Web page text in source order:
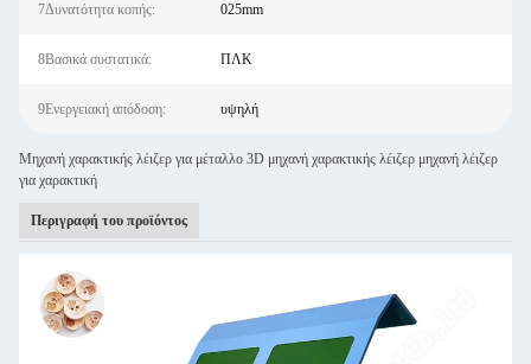
7Δυνατότητα κοπής: 025mm
8Βασικά συστατικά: ΠΛΚ
9Ενεργειακή απόδοση: υψηλή
Μηχανή χαρακτικής λέιζερ για μέταλλο 3D μηχανή χαρακτικής λέιζερ μηχανή λέιζερ
για χαρακτική
Περιγραφή του προϊόντος